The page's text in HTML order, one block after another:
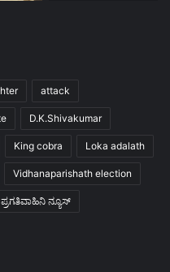
attack
D.K.Shivakumar
King cobra Loka adalath
Vidhanaparishath election
ಪ್ರಗತಿವಾಹಿನಿ ನ್ಯೂಸ್